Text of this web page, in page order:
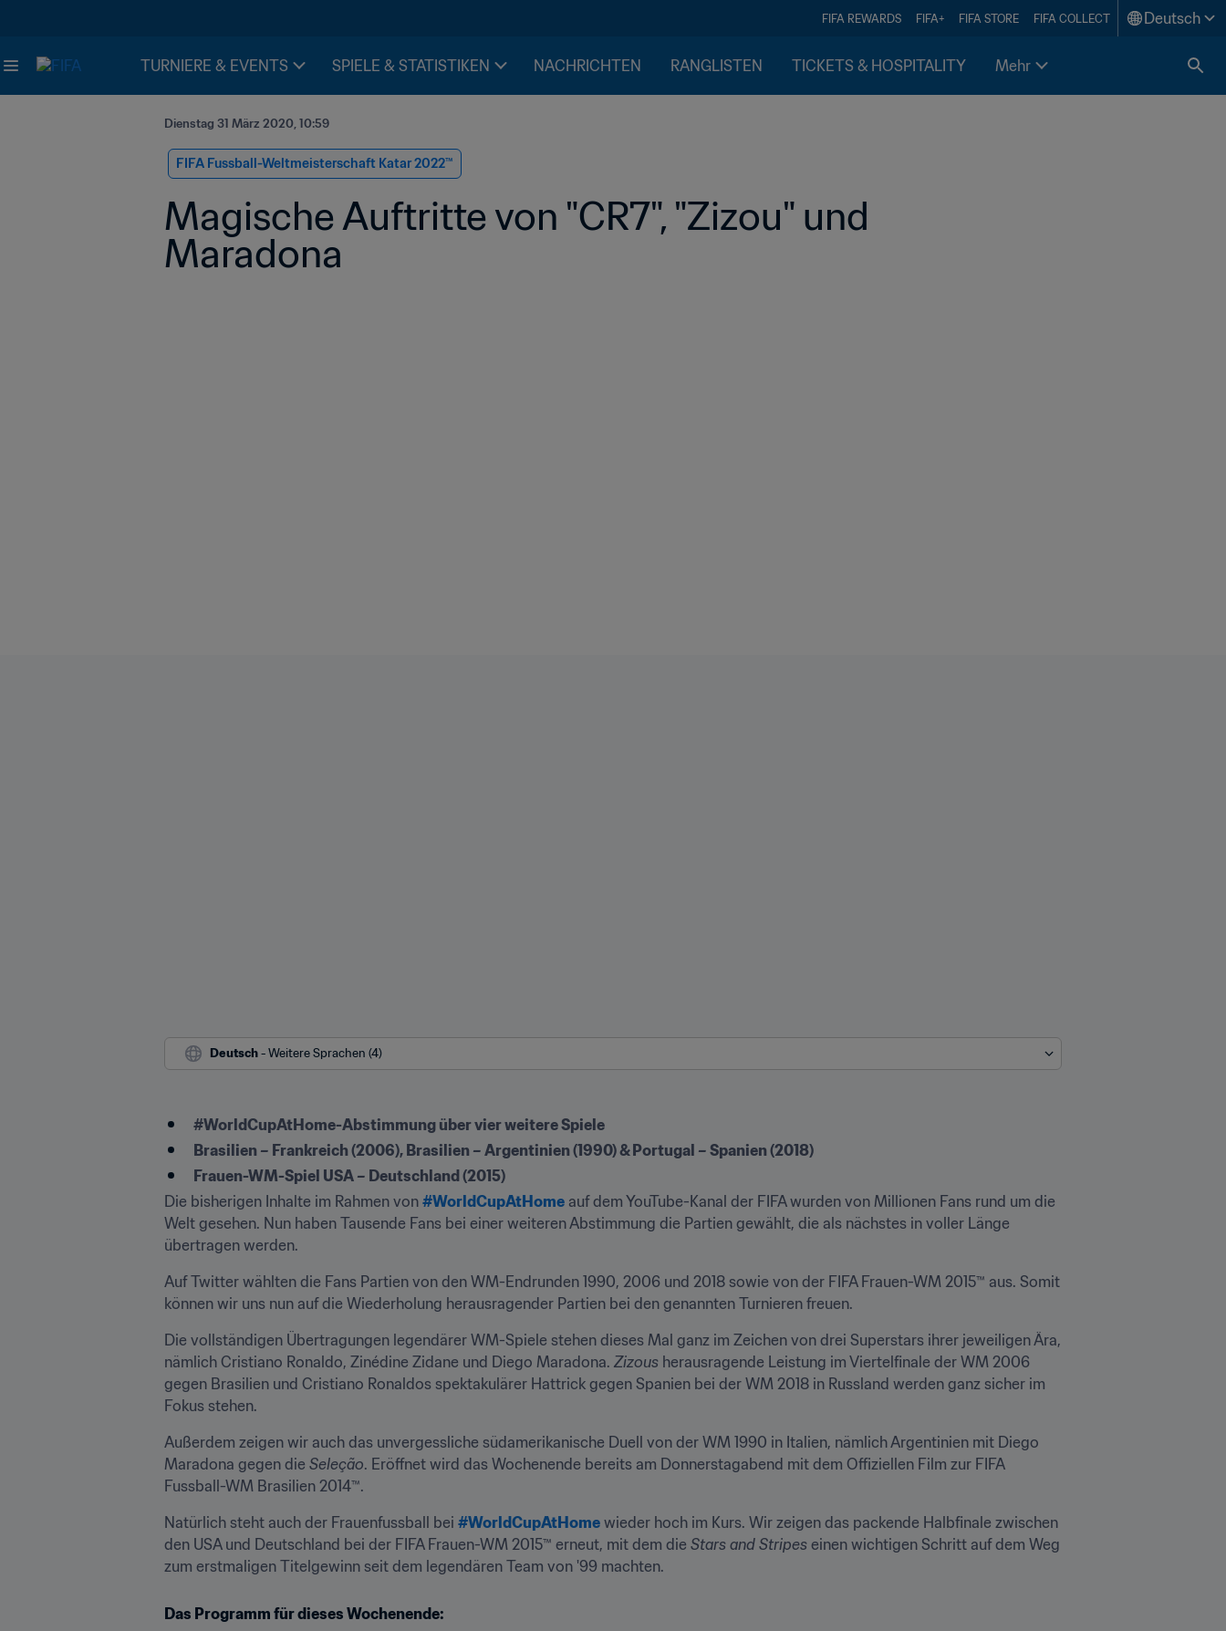
FIFA REWARDS FIFA+ FIFA STORE FIFA COLLECT Deutsch
TURNIERE & EVENTS SPIELE & STATISTIKEN NACHRICHTEN RANGLISTEN TICKETS & HOSPITALITY Mehr
Dienstag 31 März 2020, 10:59
FIFA Fussball-Weltmeisterschaft Katar 2022™
Magische Auftritte von "CR7", "Zizou" und
Maradona
Deutsch - Weitere Sprachen (4)
#WorldCupAtHome-Abstimmung über vier weitere Spiele
Brasilien – Frankreich (2006), Brasilien – Argentinien (1990) & Portugal – Spanien (2018)
Frauen-WM-Spiel USA – Deutschland (2015)
Die bisherigen Inhalte im Rahmen von #WorldCupAtHome auf dem YouTube-Kanal der FIFA wurden von Millionen Fans rund um die
Welt gesehen. Nun haben Tausende Fans bei einer weiteren Abstimmung die Partien gewählt, die als nächstes in voller Länge
übertragen werden.
Auf Twitter wählten die Fans Partien von den WM-Endrunden 1990, 2006 und 2018 sowie von der FIFA Frauen-WM 2015™ aus. Somit
können wir uns nun auf die Wiederholung herausragender Partien bei den genannten Turnieren freuen.
Die vollständigen Übertragungen legendärer WM-Spiele stehen dieses Mal ganz im Zeichen von drei Superstars ihrer jeweiligen Ära,
nämlich Cristiano Ronaldo, Zinédine Zidane und Diego Maradona. Zizous herausragende Leistung im Viertelfinale der WM 2006
gegen Brasilien und Cristiano Ronaldos spektakulärer Hattrick gegen Spanien bei der WM 2018 in Russland werden ganz sicher im
Fokus stehen.
Außerdem zeigen wir auch das unvergessliche südamerikanische Duell von der WM 1990 in Italien, nämlich Argentinien mit Diego
Maradona gegen die Seleção. Eröffnet wird das Wochenende bereits am Donnerstagabend mit dem Offiziellen Film zur FIFA
Fussball-WM Brasilien 2014™.
Natürlich steht auch der Frauenfussball bei #WorldCupAtHome wieder hoch im Kurs. Wir zeigen das packende Halbfinale zwischen
den USA und Deutschland bei der FIFA Frauen-WM 2015™ erneut, mit dem die Stars and Stripes einen wichtigen Schritt auf dem Weg
zum erstmaligen Titelgewinn seit dem legendären Team von '99 machten.
Das Programm für dieses Wochenende: